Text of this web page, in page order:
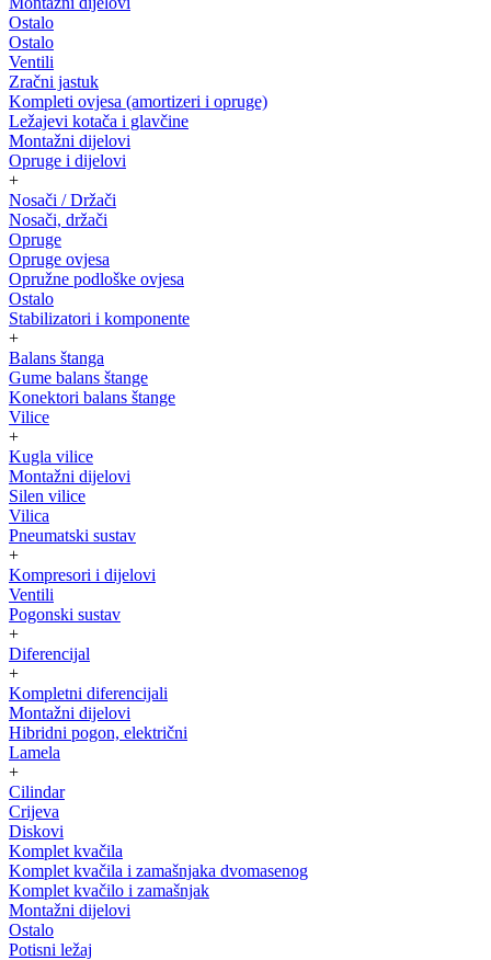
Ostalo
Ostalo
Ventili
Zračni jastuk
Kompleti ovjesa (amortizeri i opruge)
Ležajevi kotača i glavčine
Montažni dijelovi
Opruge i dijelovi
+
Nosači / Držači
Nosači, držači
Opruge
Opruge ovjesa
Opružne podloške ovjesa
Ostalo
Stabilizatori i komponente
+
Balans štanga
Gume balans štange
Konektori balans štange
Vilice
+
Kugla vilice
Montažni dijelovi
Silen vilice
Vilica
Pneumatski sustav
+
Kompresori i dijelovi
Ventili
Pogonski sustav
+
Diferencijal
+
Kompletni diferencijali
Montažni dijelovi
Hibridni pogon, električni
Lamela
+
Cilindar
Crijeva
Diskovi
Komplet kvačila
Komplet kvačila i zamašnjaka dvomasenog
Komplet kvačilo i zamašnjak
Montažni dijelovi
Ostalo
Potisni ležaj